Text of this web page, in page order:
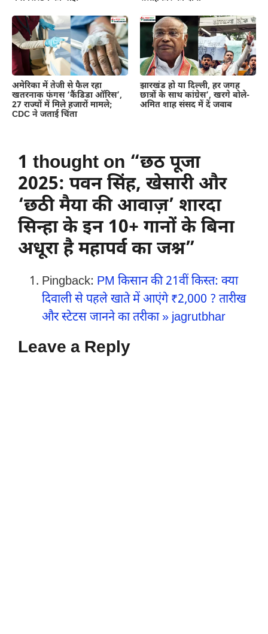
अमेरिका में तेजी से फैल रहा
खतरनाक फंगस ‘कैंडिडा ऑरिस’,
27 राज्यों में मिले हजारों मामले;
CDC ने जताई चिंता
झारखंड हो या दिल्ली, हर जगह
छात्रों के साथ कांग्रेस’, खरगे बोले-
अमित शाह संसद में दें जवाब
1 thought on “छठ पूजा
2025: पवन सिंह, खेसारी और
‘छठी मैया की आवाज़’ शारदा
सिन्हा के इन 10+ गानों के बिना
अधूरा है महापर्व का जश्न”
Pingback: PM किसान की 21वीं किस्त: क्या
दिवाली से पहले खाते में आएंगे ₹2,000 ? तारीख
और स्टेटस जानने का तरीका » jagrutbhar
Leave a Reply